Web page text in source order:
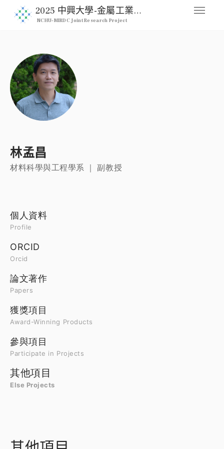
2025 中興大學-金屬工業研究發展中心雙邊合作研究計畫
NCHU-MIRDC Joint Research Project
人才列表
Professional
註冊
Signup
登入
Login
林孟昌
材料科學與工程學系 ｜ 副教授
個人資料
Profile
ORCID
Orcid
論文著作
Papers
獲獎項目
Award-Winning Products
參與項目
Participate in Projects
其他項目
Else Projects